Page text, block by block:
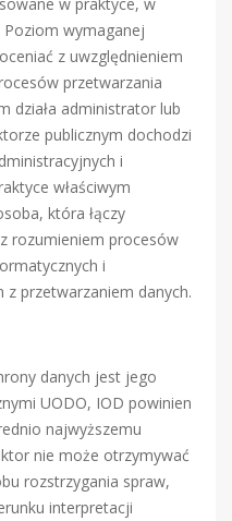
wymaganej
z uwzględnieniem
przetwarzania
działa administrator lub
publicznym dochodzi
i
właściwym
która łączy
rozumieniem procesów
i
z przetwarzaniem danych.
danych jest jego
UODO, IOD powinien
najwyższemu
nie może otrzymywać
rozstrzygania spraw,
interpretacji